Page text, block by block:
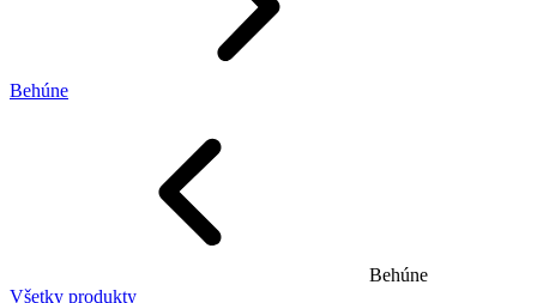
Behúne
Behúne
Všetky produkty